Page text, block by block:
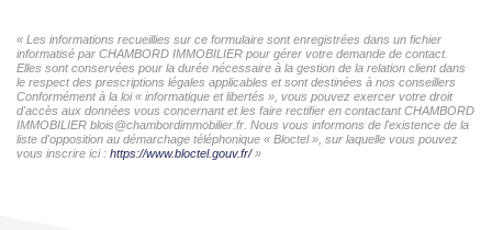
« Les informations recueillies sur ce formulaire sont enregistrées dans un fichier
informatisé par CHAMBORD IMMOBILIER pour gérer votre demande de contact.
Elles sont conservées pour la durée nécessaire à la gestion de la relation client dans
le respect des prescriptions légales applicables et sont destinées à nos conseillers
Conformément à la loi « informatique et libertés », vous pouvez exercer votre droit
d'accès aux données vous concernant et les faire rectifier en contactant CHAMBORD
IMMOBILIER blois@chambordimmobilier.fr. Nous vous informons de l'existence de la
liste d'opposition au démarchage téléphonique « Bloctel », sur laquelle vous pouvez
vous inscrire ici : https://www.bloctel.gouv.fr/»